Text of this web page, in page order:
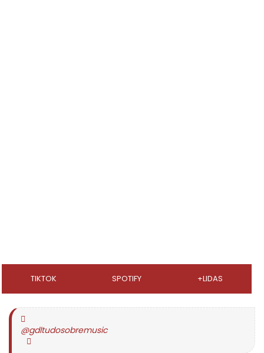
TIKTOK SPOTIFY +LIDAS
@gdltudosobremusic